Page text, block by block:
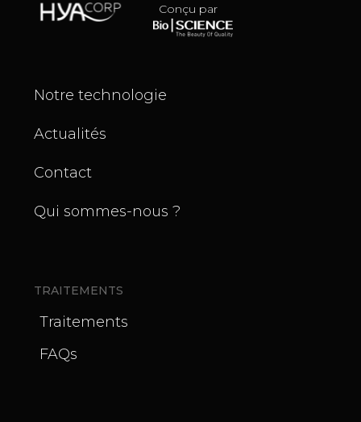
Conçu par
Notre technologie
Actualités
Contact
Qui sommes-nous ?
TRAITEMENTS
Traitements
FAQs